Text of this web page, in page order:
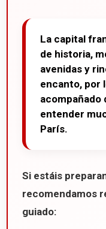
La capital
de historia,
avenidas y
encanto, por
acompañado
entender
París.
Si estáis
recomendamos
guiado: